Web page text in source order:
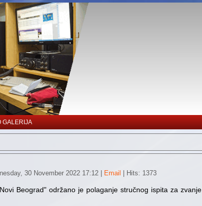
GALERIJA
30 November 2022 17:12| Email | Hits: 1373
Beograd" održano je polaganje stručnog ispita za zvanje